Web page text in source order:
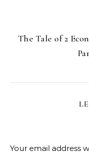
The Tale of 2
Your email address